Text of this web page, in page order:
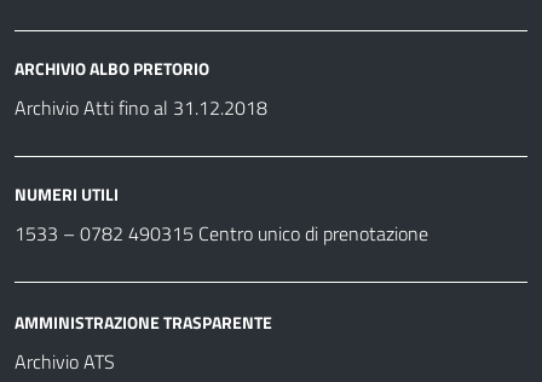
ARCHIVIO ALBO PRETORIO
Archivio Atti fino al 31.12.2018
NUMERI UTILI
1533 – 0782 490315 Centro unico di prenotazione
AMMINISTRAZIONE TRASPARENTE
Archivio ATS